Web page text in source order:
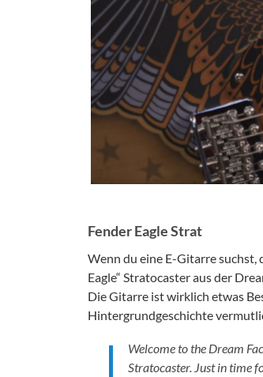
Fender Eagle Strat
Wenn du eine E-Gitarre suchst,
Eagle“ Stratocaster aus der
Die Gitarre ist wirklich etwas
Hintergrundgeschichte
Welcome to the Dream
Stratocaster. Just in time